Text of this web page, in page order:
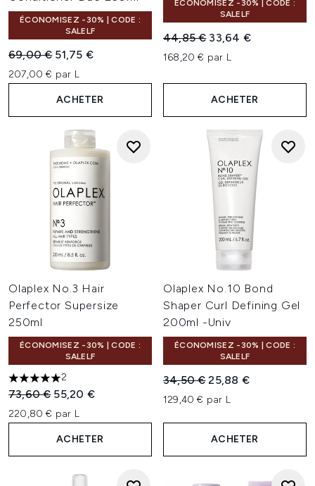
ÉCONOMISEZ -30% | CODE :
SALELF
Prix de vente :
69,00 € Prix ​​actuel :
51,75 €
207,00 € par L
ACHETER
ÉCONOMISEZ -30% | CODE :
SALELF
Prix de vente :
44,85 € Prix ​​actuel :
33,64 €
168,20 € par L
ACHETER
Olaplex No.3 Hair
Perfector Supersize
250ml
ÉCONOMISEZ -30% | CODE :
SALELF
5 étoiles sur un maximum de 5
2
Prix de vente :
73,60 € Prix ​​actuel :
55,20 €
220,80 € par L
ACHETER
Olaplex No.10 Bond
Shaper Curl Defining Gel
200ml -Univ
ÉCONOMISEZ -30% | CODE :
SALELF
Prix de vente :
34,50 €Prix ​​actuel :
25,88 €
129,40 € par L
ACHETER